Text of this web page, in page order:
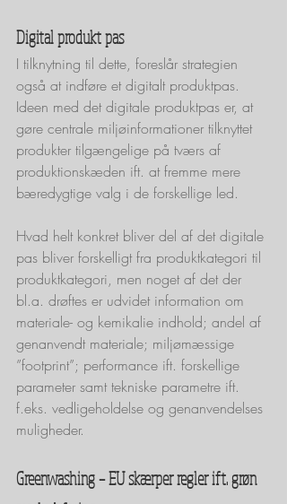
Digital produkt pas
I tilknytning til dette, foreslår strategien
også at indføre et digitalt produktpas.
Ideen med det digitale produktpas er, at
gøre centrale miljøinformationer tilknyttet
produkter tilgængelige på tværs af
produktionskæden ift. at fremme mere
bæredygtige valg i de forskellige led.
Hvad helt konkret bliver del af det digitale
pas bliver forskelligt fra produktkategori til
produktkategori, men noget af det der
bl.a. drøftes er udvidet information om
materiale- og kemikalie indhold; andel af
genanvendt materiale; miljømæssige
”footprint”; performance ift. forskellige
parameter samt tekniske parametre ift.
f.eks. vedligeholdelse og genanvendelses
muligheder.
Greenwashing – EU skærper regler ift. grøn